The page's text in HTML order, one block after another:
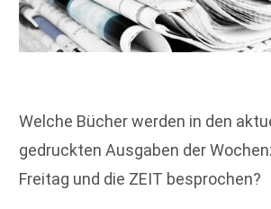
Welche Bücher werden in den
gedruckten Ausgaben der
Freitag und die ZEIT besprochen?